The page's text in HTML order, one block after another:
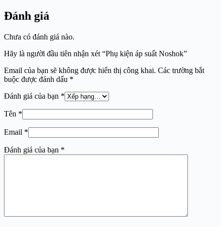
Đánh giá
Chưa có đánh giá nào.
Hãy là người đầu tiên nhận xét “Phụ kiện áp suất Noshok”
Email của bạn sẽ không được hiển thị công khai. Các trường bắt
buộc được đánh dấu *
Đánh giá của bạn *
Tên *
Email *
Đánh giá của bạn *